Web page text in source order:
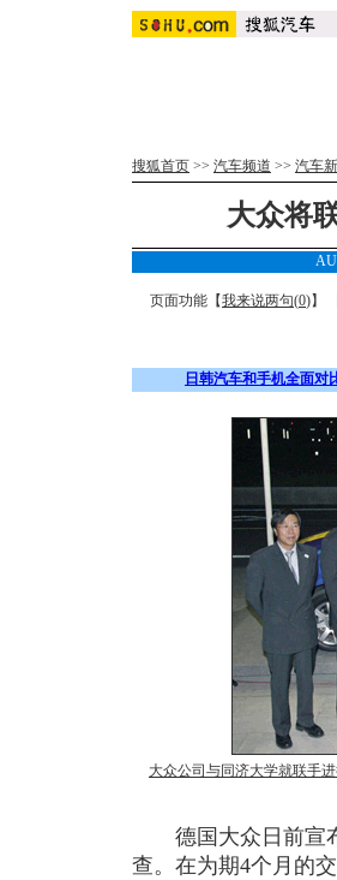
搜狐首页 >> 汽车频道 >> 汽车
大众将
页面功能【我来说两句(0)】
日韩汽车和手机全面对
大众公司与同济大学就联手
德国大众日前宣布
查。在为期4个月的